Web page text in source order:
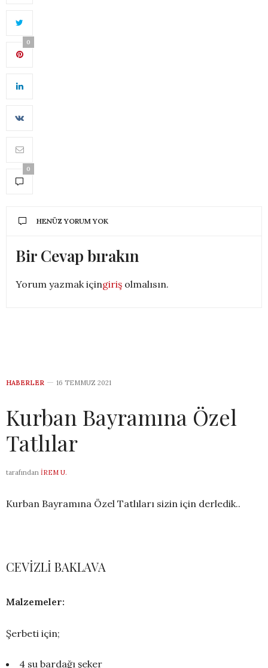
0
0
HENÜZ YORUM YOK
Bir Cevap bırakın
Yorum yazmak içingiriş olmalısın.
HABERLER 16 TEMMUZ 2021
Kurban Bayramına Özel
Tatlılar
tarafından İREM U.
Kurban Bayramına Özel Tatlıları sizin için derledik..
CEVİZLİ BAKLAVA
Malzemeler:
Şerbeti için;
4 su bardağı şeker